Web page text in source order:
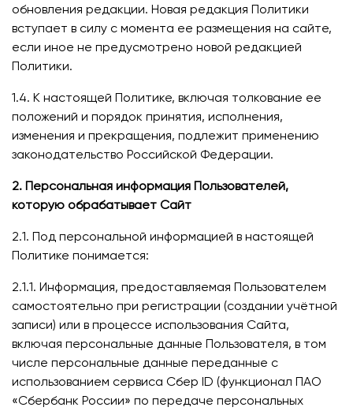
обновления редакции. Новая редакция Политики
вступает в силу с момента ее размещения на сайте,
если иное не предусмотрено новой редакцией
Политики.
1.4. К настоящей Политике, включая толкование ее
положений и порядок принятия, исполнения,
изменения и прекращения, подлежит применению
законодательство Российской Федерации.
2. Персональная информация Пользователей,
которую обрабатывает Сайт
2.1. Под персональной информацией в настоящей
Политике понимается:
2.1.1. Информация, предоставляемая Пользователем
самостоятельно при регистрации (создании учётной
записи) или в процессе использования Сайта,
включая персональные данные Пользователя, в том
числе персональные данные переданные с
использованием сервиса Сбер ID (функционал ПАО
«Сбербанк России» по передаче персональных